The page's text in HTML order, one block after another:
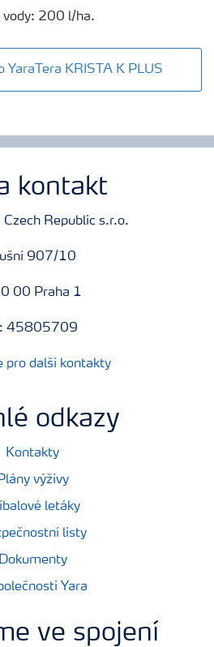
vody: 200 l/ha.
YaraTera KRISTA K PLUS
kontakt
Republic s.r.o.
907/10
00 Praha 1
45805709
pro další kontakty
odkazy
Kontakty
výživy
letáky
listy
Dokumenty
Yara
ve spojení